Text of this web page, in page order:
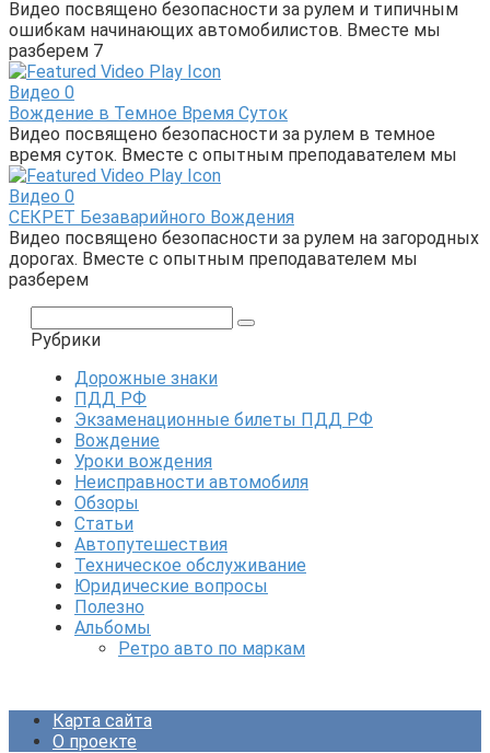
Видео посвящено безопасности за рулем и типичным
ошибкам начинающих автомобилистов. Вместе мы
разберем 7
Видео 0
Вождение в Темное Время Суток
Видео посвящено безопасности за рулем в темное
время суток. Вместе с опытным преподавателем мы
Видео 0
СЕКРЕТ Безаварийного Вождения
Видео посвящено безопасности за рулем на загородных
дорогах. Вместе с опытным преподавателем мы
разберем
Рубрики
Дорожные знаки
ПДД РФ
Экзаменационные билеты ПДД РФ
Вождение
Уроки вождения
Неисправности автомобиля
Обзоры
Статьи
Автопутешествия
Техническое обслуживание
Юридические вопросы
Полезно
Альбомы
Ретро авто по маркам
Карта сайта
О проекте